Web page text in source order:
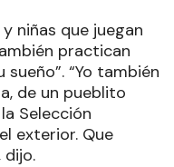
niñas que juegan
practican
“Yo también
de un pueblito
Selección
exterior. Que
dijo.